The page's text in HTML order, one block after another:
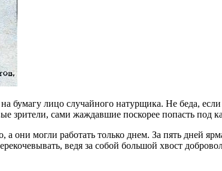
лицо случайного натурщика. Не беда,
зрители, сами жаждавшие поскорее попасть под
они могли работать только днем. За пять дней
ведя за собой большой хвост